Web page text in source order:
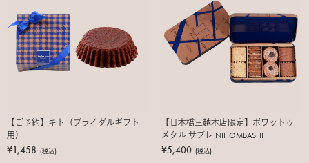
【ご予約】キト（ブライダルギフト
用）
¥1,458 (税込)
【日本橋三越本店限定】ボワットゥ
メタル サブレ NIHOMBASHI
¥5,400 (税込)